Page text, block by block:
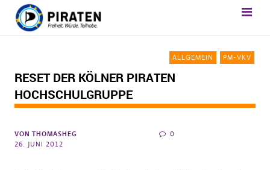
ALLGEMEIN PM-VKV
RESET DER KÖLNER PIRATEN
HOCHSCHULGRUPPE
VON THOMASHEG
26. JUNI 2012
0